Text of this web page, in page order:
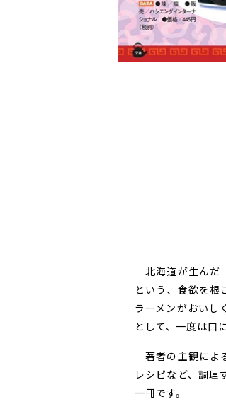
北海道が生んだ
という、食欲を根
ラーメンがおいし
として、一度は口
著者の主観によ
レシピなど、調理
一冊です。